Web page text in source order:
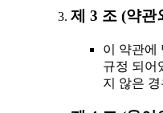
제 3 조 (약관
이 약관에
규정 되어
지 않은